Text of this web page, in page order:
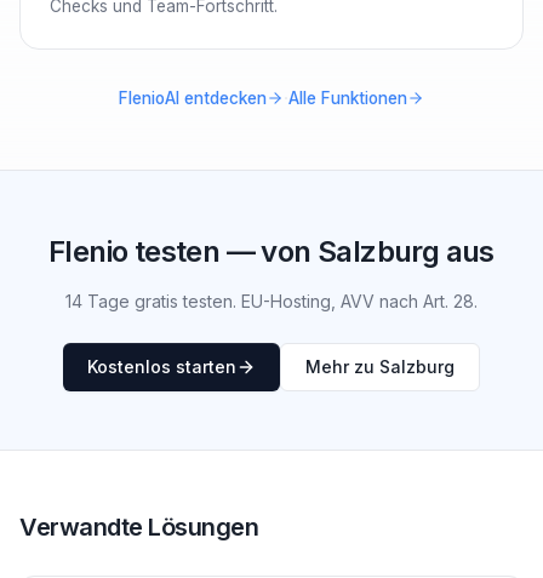
Checks und Team-Fortschritt.
FlenioAI entdecken Alle Funktionen
Flenio testen — von Salzburg aus
14 Tage gratis testen. EU-Hosting, AVV nach Art. 28.
Kostenlos starten Mehr zu Salzburg
Verwandte Lösungen